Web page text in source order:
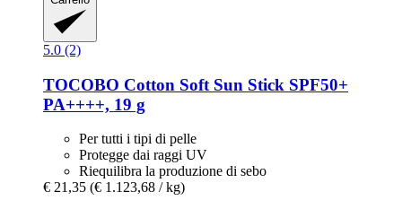
5.0 (2)
TOCOBO Cotton Soft Sun Stick SPF50+
PA++++, 19 g
Per tutti i tipi di pelle
Protegge dai raggi UV
Riequilibra la produzione di sebo
€ 21,35 (€ 1.123,68 / kg)